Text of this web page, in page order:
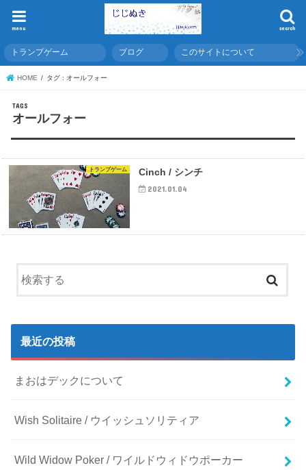
search
menu
トランプゲーム ブログ このサイトについて
HOME タグ : オールフォー
オールフォー
トランプゲーム Cinch / シンチ
2021.01.04
最近の投稿
まおはデックについて
Wish Solitaire / ウイッシュソリティア
Wild Widow Poker / ワイルドウィドウポーカー